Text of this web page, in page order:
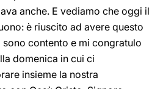
anche. E vediamo che oggi il
è riuscito ad avere questo
contento e mi congratulo
domenica in cui ci
insieme la nostra